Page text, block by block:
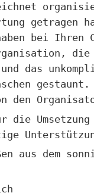
getragen
bei Ihren
das
den
die
aus dem